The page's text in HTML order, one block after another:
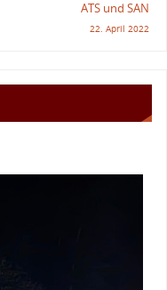
ATS und SAN
22. April 2022